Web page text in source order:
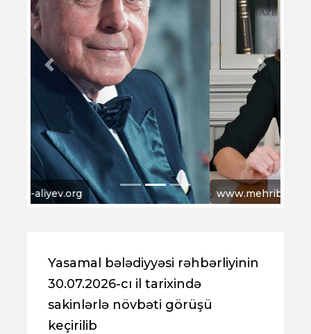
www.mehriban-aliyeva.az
Previous Next
Yasamal bələdiyyəsi rəhbərliyinin
30.07.2026-cı il tarixində
sakinlərlə növbəti görüşü
keçirilib